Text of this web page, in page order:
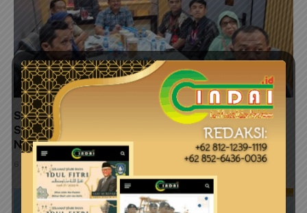
Satresnarkoba Polresta Tanjungpinang Perkuat
Sinergi dengan Jasa Ekspedisi Cegah Peredaran
Narkoba
6 Agustus 2026